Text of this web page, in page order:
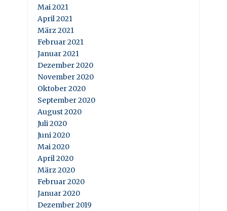
Mai 2021
April 2021
März 2021
Februar 2021
Januar 2021
Dezember 2020
November 2020
Oktober 2020
September 2020
August 2020
Juli 2020
Juni 2020
Mai 2020
April 2020
März 2020
Februar 2020
Januar 2020
Dezember 2019